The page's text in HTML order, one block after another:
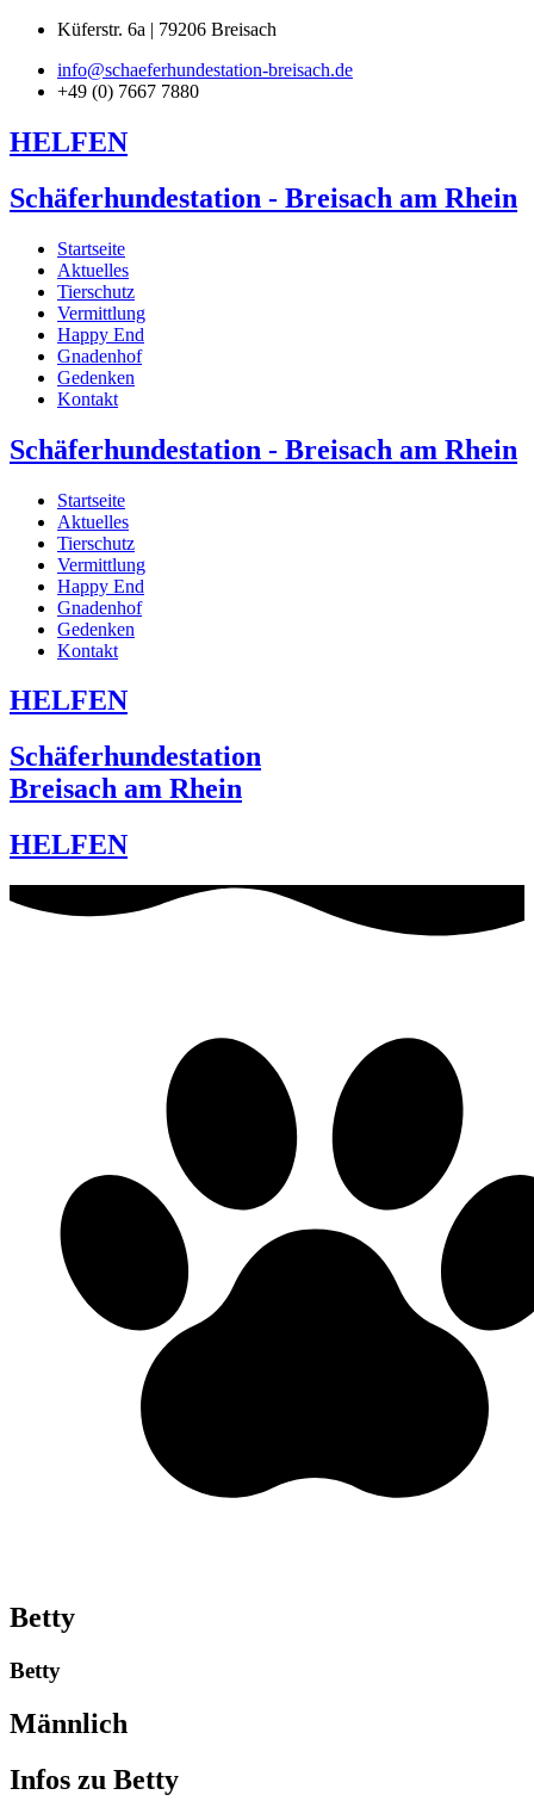
Küferstr. 6a | 79206 Breisach
info@schaeferhundestation-breisach.de
+49 (0) 7667 7880
HELFEN
Schäferhundestation - Breisach am Rhein
Startseite
Aktuelles
Tierschutz
Vermittlung
Happy End
Gnadenhof
Gedenken
Kontakt
Schäferhundestation - Breisach am Rhein
Startseite
Aktuelles
Tierschutz
Vermittlung
Happy End
Gnadenhof
Gedenken
Kontakt
HELFEN
Schäferhundestation
Breisach am Rhein
HELFEN
Betty
Betty
Männlich
Infos zu Betty